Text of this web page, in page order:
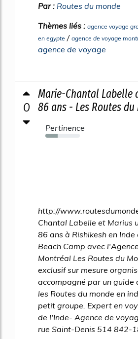
Par : Routes du monde
Thèmes liés : agence voyage
en egypte / agence de voyage
agence de voyage
0
Marie-Chantal Labelle
86 ans - Les Routes du
Pertinence
35%
http://
Chantal Labelle et Marius
86 ans à Rishikesh en
Beach Camp avec
Montréal Les Routes du
exclusif sur mesure
accompagné par un guide
les Routes du monde en
petit groupe. Expert en
de l'Inde- Agence de
rue Saint-Denis 514 842-